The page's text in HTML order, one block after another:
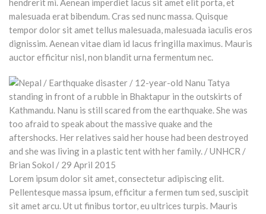
malesuada erat bibendum. Cras sed nunc massa. Quisque
tempor dolor sit amet tellus malesuada, malesuada iaculis eros
dignissim. Aenean vitae diam id lacus fringilla maximus. Mauris
auctor efficitur nisl, non blandit urna fermentum nec.
Lorem ipsum dolor sit amet, consectetur adipiscing elit.
Pellentesque massa ipsum, efficitur a fermen tum sed, suscipit
sit amet arcu. Ut ut finibus tortor, eu ultrices turpis. Mauris